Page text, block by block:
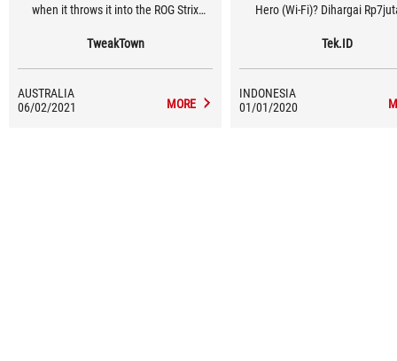
when it throws it into the ROG Strix
well-equipped to stay cool, has that ROG
Strix aesthetic, and drives all of your
TweakTown
AUSTRALIA
06/02/2021
MORE
Hero (Wi-Fi)? Dihargai
ditujukan bagi mereka yang
prosesor AMD Ryzen 3000,
Tek.ID
INDONESIA
01/01/2020